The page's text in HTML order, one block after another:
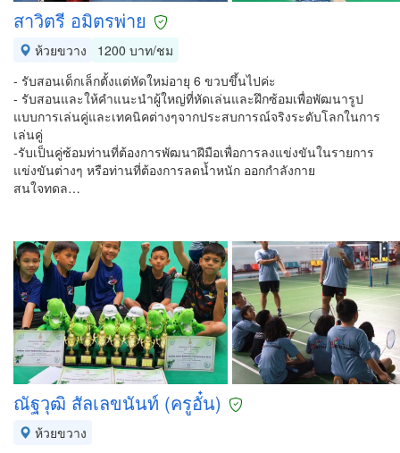
สาวิตรี อมิตรพ่าย
ห้วยขวาง
1200 บาท/ชม
- รับสอนเด็กเล็กตั้งแต่หัดใหม่อายุ 6 ขวบขึ้นไปค่ะ
- รับสอนและให้คำแนะนำผู้ใหญ่ที่หัดเล่นและฝึกซ้อมเพื่อพัฒนารูป
แบบการเล่นคู่และเทคนิคต่างๆจากประสบการณ์จริงระดับโลกในการ
เล่นคู่
-รับเป็นคู่ซ้อมท่านที่ต้องการพัฒนาฝีมือเพื่อการลงแข่งขันในรายการ
แข่งขันต่างๆ หรือท่านที่ต้องการลดน้ำหนัก ออกกำลังกาย
สนใจทดล…
ณัฐวุฒิ สัลเลขนันท์ (ครูอั๋น)
ห้วยขวาง